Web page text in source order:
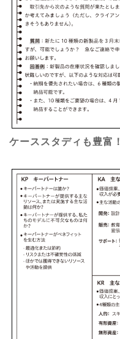
ケーススタディも豊富！